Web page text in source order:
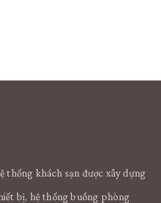
thống khách sạn được xây dựng
bị, hệ thống buồng phòng